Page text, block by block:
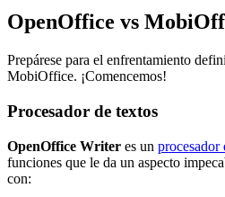
OpenOffice vs
Prepárese para el enfrentamiento
MobiOffice. ¡Comencemos!
Procesador de textos
OpenOffice Writer es un procesador
funciones que le da un aspecto
con: